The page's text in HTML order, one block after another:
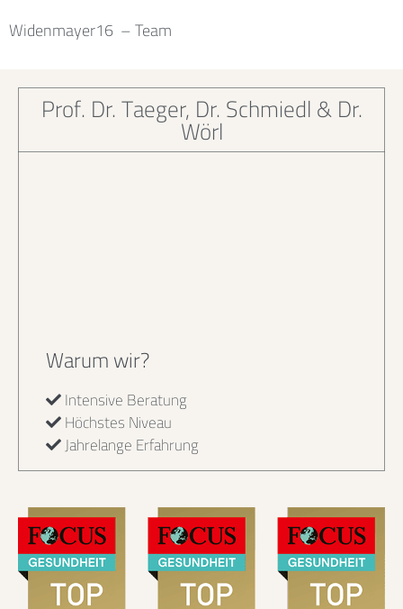
Widenmayer16 – Team
Prof. Dr. Taeger, Dr. Schmiedl & Dr.
Wörl
Warum wir?
Intensive Beratung
Höchstes Niveau
Jahrelange Erfahrung